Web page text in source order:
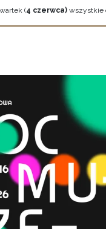
(4 czerwca) wszystkie